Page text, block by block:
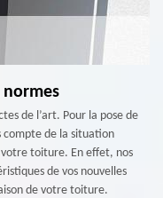
normes
de l’art. Pour la pose de
compte de la situation
toiture. En effet, nos
de vos nouvelles
de votre toiture.